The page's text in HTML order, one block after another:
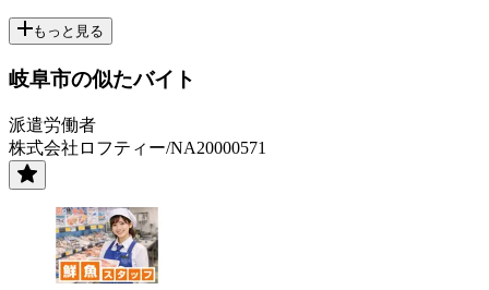
もっと見る
岐阜市の似たバイト
派遣労働者
株式会社ロフティー/NA20000571